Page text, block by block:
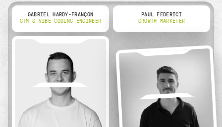
GABRIEL HARDY-FRANÇON
GTM & VIBE CODING ENGINEER
PAUL FEDERICI
GROWTH MARKETER